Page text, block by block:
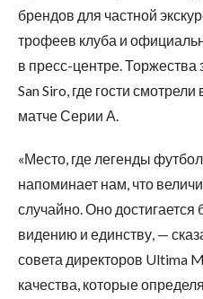
брендов для частной
трофеев клуба и
в пресс-центре.
San Siro, где гости
матче Серии А.
«Место, где легенды
напоминает нам, что
случайно. Оно достигается
видению и единству, —
совета директоров Ultima
качества, которые